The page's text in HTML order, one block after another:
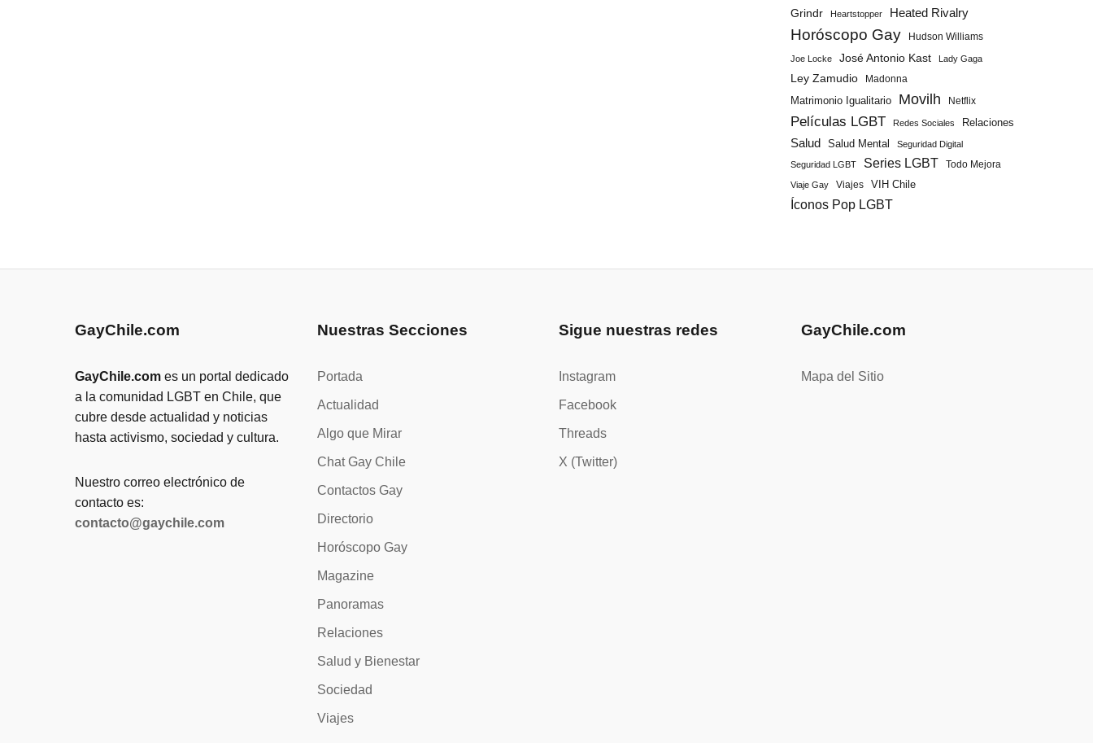
Grindr
Heartstopper Heated Rivalry
Horóscopo Gay Hudson Williams
Joe Locke José Antonio Kast Lady Gaga
Ley Zamudio Madonna
Matrimonio Igualitario Movilh Netflix
Películas LGBT Redes Sociales Relaciones
Salud Salud Mental Seguridad Digital
Seguridad LGBT Series LGBT Todo Mejora
Viaje Gay Viajes VIH Chile
Íconos Pop LGBT
GayChile.com
GayChile.com es un portal dedicado
a la comunidad LGBT en Chile, que
cubre desde actualidad y noticias
hasta activismo, sociedad y cultura.
Nuestro correo electrónico de
contacto es:
contacto@gaychile.com
Nuestras Secciones
Portada
Actualidad
Algo que Mirar
Chat Gay Chile
Contactos Gay
Directorio
Horóscopo Gay
Magazine
Panoramas
Relaciones
Salud y Bienestar
Sociedad
Viajes
Sigue nuestras redes
Instagram
Facebook
Threads
X (Twitter)
GayChile.com
Mapa del Sitio